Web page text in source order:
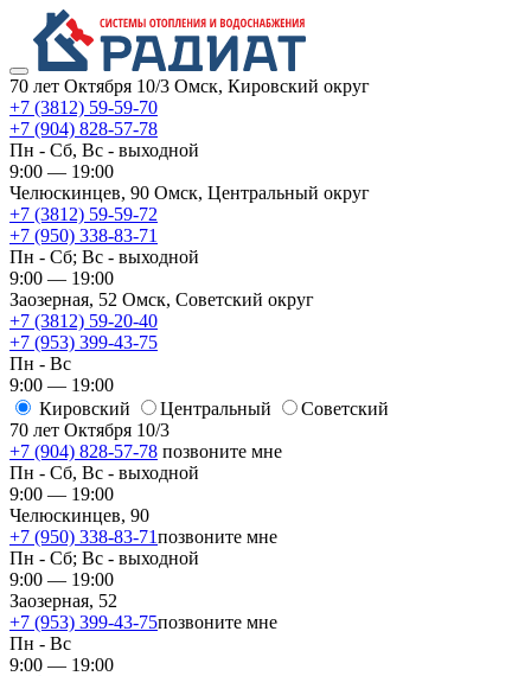
70 лет Октября 10/3 Омск, Кировский округ
+7 (3812) 59-59-70
+7 (904) 828-57-78
Пн - Сб, Вс - выходной
9:00 — 19:00
Челюскинцев, 90 Омск, ​Центральный округ
+7 (3812) 59-59-72
+7 (950) 338-83-71
Пн - Сб; Вс - выходной
9:00 — 19:00
Заозерная, 52 Омск, ​Советский округ
+7 (3812) 59-20-40
+7 (953) 399-43-75
Пн - Вс
9:00 — 19:00
Кировский
​Центральный
​Советский
70 лет Октября 10/3
+7 (904) 828-57-78 позвоните мне
Пн - Сб, Вс - выходной
9:00 — 19:00
Челюскинцев, 90
+7 (950) 338-83-71позвоните мне
Пн - Сб; Вс - выходной
9:00 — 19:00
Заозерная, 52
+7 (953) 399-43-75позвоните мне
Пн - Вс
9:00 — 19:00